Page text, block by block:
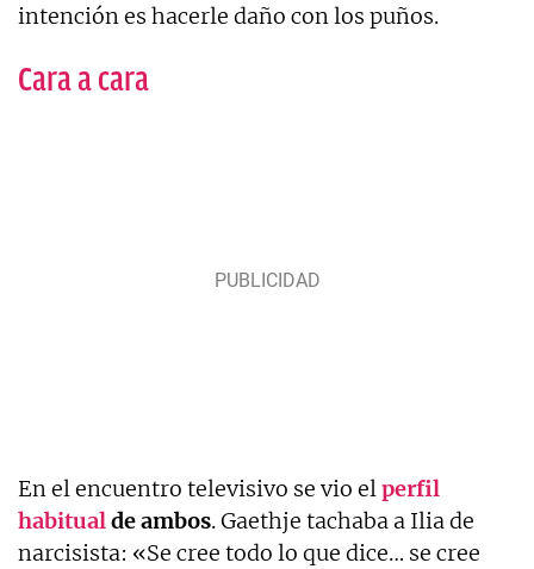
intención es hacerle daño con los puños.
Cara a cara
En el encuentro televisivo se vio elperfil
habitualde ambos. Gaethje tachaba a Ilia de
narcisista: «Se cree todo lo que dice… se cree